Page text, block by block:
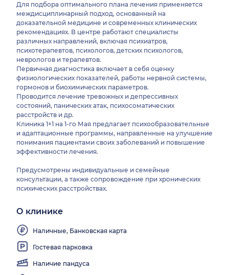
Для подбора оптимального плана лечения применяется
междисциплинарный подход, основанный на
доказательной медицине и современных клинических
рекомендациях. В центре работают специалисты
различных направлений, включая психиатров,
психотерапевтов, психологов, детских психологов,
неврологов и терапевтов.
Первичная диагностика включает в себя оценку
физиологических показателей, работы нервной системы,
гормонов и биохимических параметров.
Проводится лечение тревожных и депрессивных
состояний, панических атак, психосоматических
расстройств и др.
Клиника 1+1 на 1-го Мая предлагает психообразовательные
и адаптационные программы, направленные на улучшение
понимания пациентами своих заболеваний и повышение
эффективности лечения.
Предусмотрены индивидуальные и семейные
консультации, а также сопровождение при хронических
психических расстройствах.
О клинике
Наличные, Банковская карта
Гостевая парковка
Наличие пандуса
Наличие
комнаты,